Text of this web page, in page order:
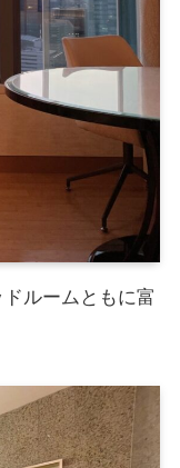
ルームともに富